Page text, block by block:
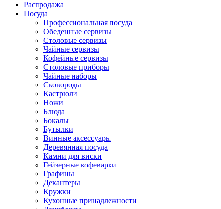
Распродажа
Посуда
Профессиональная посуда
Обеденные сервизы
Столовые сервизы
Чайные сервизы
Кофейные сервизы
Столовые приборы
Чайные наборы
Сковороды
Кастрюли
Ножи
Блюда
Бокалы
Бутылки
Винные аксессуары
Деревянная посуда
Камни для виски
Гейзерные кофеварки
Графины
Декантеры
Кружки
Кухонные принадлежности